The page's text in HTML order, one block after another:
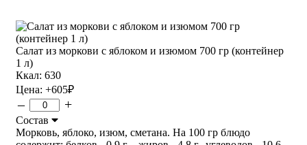
Салат из моркови с яблоком и изюмом 700 гр (контейнер
1 л)
Ккал: 630
Цена: +605₽
– +
Состав
Морковь, яблоко, изюм, сметана. На 100 гр блюдо